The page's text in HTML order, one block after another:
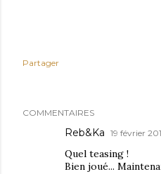
Partager
COMMENTAIRES
Reb&Ka 19 février
Quel teasing !
Bien joué...